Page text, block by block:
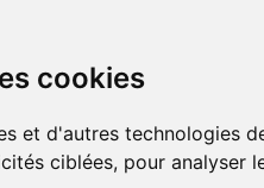
cookies
et d'autres technologies
ciblées, pour